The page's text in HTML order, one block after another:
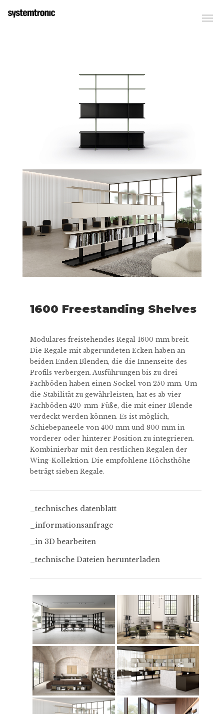
1600 Freestanding Shelves
Modulares freistehendes Regal 1600 mm breit.
Die Regale mit abgerundeten Ecken haben an
beiden Enden Blenden, die die Innenseite des
Profils verbergen. Ausführungen bis zu drei
Fachböden haben einen Sockel von 250 mm. Um
die Stabilität zu gewährleisten, hat es ab vier
Fachböden 420-mm-Füße, die mit einer Blende
verdeckt werden können. Es ist möglich,
Schiebepaneele von 400 mm und 800 mm in
vorderer oder hinterer Position zu integrieren.
Kombinierbar mit den restlichen Regalen der
Wing-Kollektion. Die empfohlene Höchsthöhe
beträgt sieben Regale.
_technisches datenblatt
_informationsanfrage
_in 3D bearbeiten
_technische Dateien herunterladen